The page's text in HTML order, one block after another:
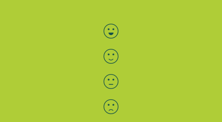
Bewertung auswählen